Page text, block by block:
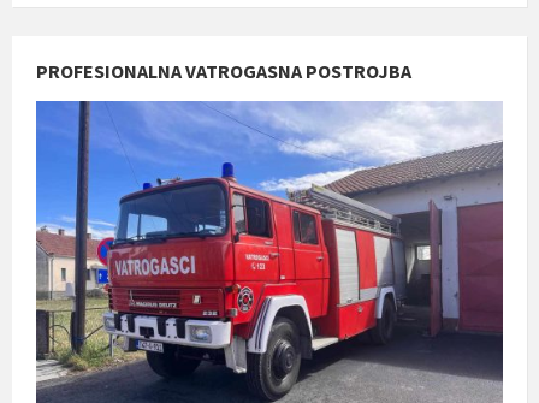
PROFESIONALNA VATROGASNA POSTROJBA